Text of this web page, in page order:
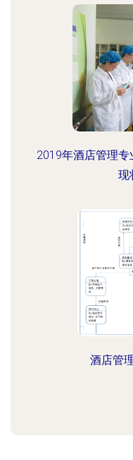
2019年酒店管理
现
酒店管